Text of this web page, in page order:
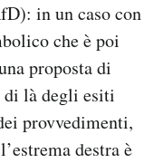
in un caso con
che è poi
proposta di
di là degli esiti
provvedimenti,
destra è